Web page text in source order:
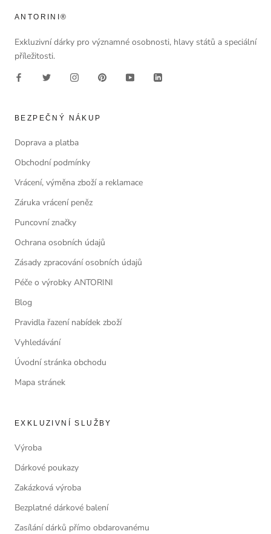
ANTORINI®
Exkluzivní dárky pro významné osobnosti, hlavy států a speciální
příležitosti.
BEZPEČNÝ NÁKUP
Doprava a platba
Obchodní podmínky
Vrácení, výměna zboží a reklamace
Záruka vrácení peněz
Puncovní značky
Ochrana osobních údajů
Zásady zpracování osobních údajů
Péče o výrobky ANTORINI
Blog
Pravidla řazení nabídek zboží
Vyhledávání
Úvodní stránka obchodu
Mapa stránek
EXKLUZIVNÍ SLUŽBY
Výroba
Dárkové poukazy
Zakázková výroba
Bezplatné dárkové balení
Zasílání dárků přímo obdarovanému